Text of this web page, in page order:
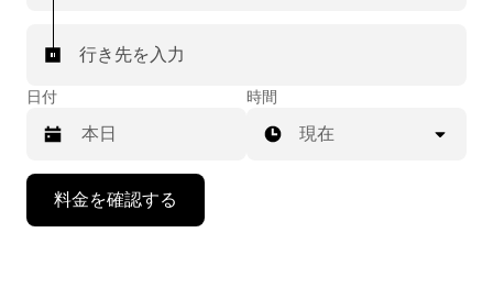
行き先を入力
日付 時間
現在
料金を確認する